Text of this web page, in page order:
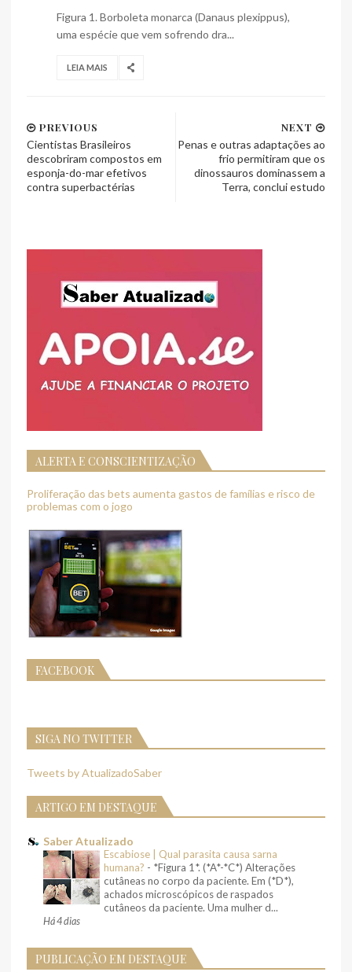
Figura 1. Borboleta monarca (Danaus plexippus),
uma espécie que vem sofrendo dra...
LEIA MAIS
NEXT
Penas e outras adaptações ao
frio permitiram que os
dinossauros dominassem a
Terra, conclui estudo
PREVIOUS
Cientistas Brasileiros
descobriram compostos em
esponja-do-mar efetivos
contra superbactérias
ALERTA E CONSCIENTIZAÇÃO
Proliferação das bets aumenta gastos de famílias e risco de
problemas com o jogo
FACEBOOK
SIGA NO TWITTER
Tweets by AtualizadoSaber
ARTIGO EM DESTAQUE
Saber Atualizado
Escabiose | Qual parasita causa sarna
humana? - *Figura 1*. (*A*-*C*) Alterações
cutâneas no corpo da paciente. Em (*D*),
achados microscópicos de raspados
cutâneos da paciente. Uma mulher d...
Há 4 dias
PUBLICAÇÃO EM DESTAQUE